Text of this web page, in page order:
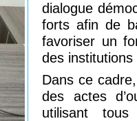
dialogue
forts afin de
favoriser un
des
Dans ce
des actes
utilisant